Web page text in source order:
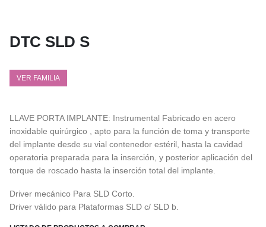
DTC SLD S
VER FAMILIA
LLAVE PORTA IMPLANTE: Instrumental Fabricado en acero
inoxidable quirúrgico , apto para la función de toma y transporte
del implante desde su vial contenedor estéril, hasta la cavidad
operatoria preparada para la inserción, y posterior aplicación del
torque de roscado hasta la inserción total del implante.
Driver mecánico Para SLD Corto.
Driver válido para Plataformas SLD c/ SLD b.